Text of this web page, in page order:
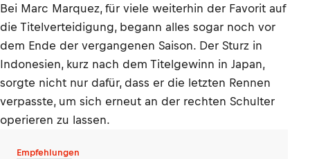
Bei Marc Marquez, für viele weiterhin der Favorit auf
die Titelverteidigung, begann alles sogar noch vor
dem Ende der vergangenen Saison. Der Sturz in
Indonesien, kurz nach dem Titelgewinn in Japan,
sorgte nicht nur dafür, dass er die letzten Rennen
verpasste, um sich erneut an der rechten Schulter
operieren zu lassen.
Empfehlungen